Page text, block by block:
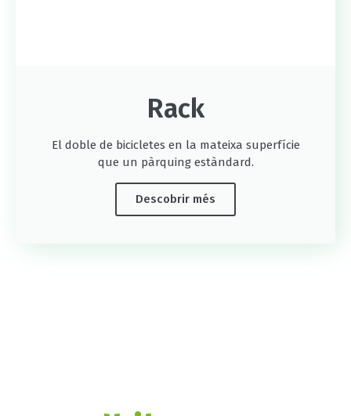
Rack
El doble de bicicletes en la mateixa superfície
que un pàrquing estàndard.
Descobrir més